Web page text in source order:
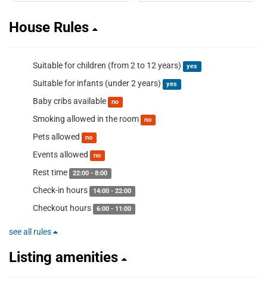
House Rules
Suitable for children (from 2 to 12 years) yes
Suitable for infants (under 2 years) yes
Baby cribs available no
Smoking allowed in the room no
Pets allowed no
Events allowed no
Rest time 22:00 - 8:00
Check-in hours 14:00 - 22:00
Checkout hours 6:00 - 11:00
see all rules
Listing amenities